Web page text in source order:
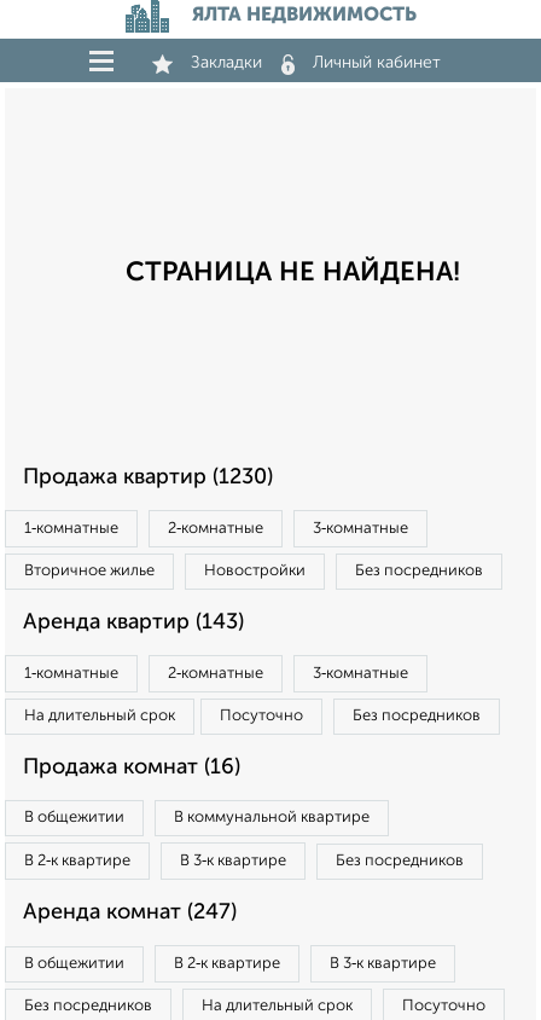
ЯЛТА НЕДВИЖИМОСТЬ
Закладки Личный кабинет
СТРАНИЦА НЕ НАЙДЕНА!
Продажа квартир (1230)
1‑комнатные 2‑комнатные 3‑комнатные
Вторичное жилье Новостройки Без посредников
Аренда квартир (143)
1‑комнатные 2‑комнатные 3‑комнатные
На длительный срок Посуточно Без посредников
Продажа комнат (16)
В общежитии В коммунальной квартире
В 2‑к квартире В 3‑к квартире Без посредников
Аренда комнат (247)
В общежитии В 2‑к квартире В 3‑к квартире
Без посредников На длительный срок Посуточно